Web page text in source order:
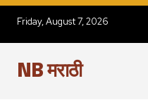
Friday, August 7, 2026
NB मराठी